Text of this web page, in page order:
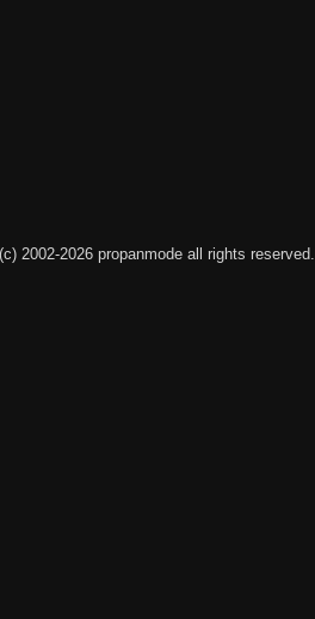
2002-2026 propanmode all rights reserved.